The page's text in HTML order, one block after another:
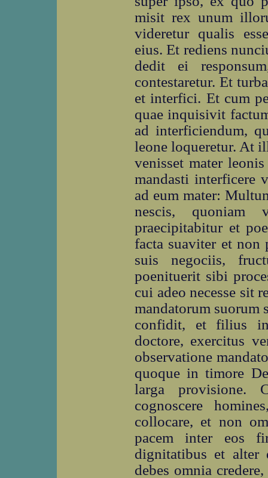
misit rex unum
videretur qualis
eius. Et rediens
dedit ei
contestaretur. Et
et interfici. Et cum
quae inquisivit
ad interficiendum,
leone loqueretur. At
venisset mater
mandasti interficere
ad eum mater:
nescis, quoniam
praecipitabitur et
facta suaviter et
suis negociis,
poenituerit sibi
cui adeo necesse sit
mandatorum
confidit, et filius
doctore, exercitus
observatione
quoque in timore
larga provisione.
cognoscere
collocare, et non
pacem inter eos
dignitatibus et alter
debes omnia